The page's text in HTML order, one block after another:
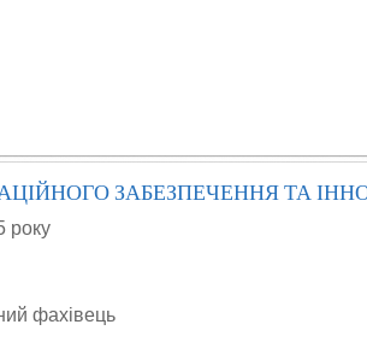
ЗАБЕЗПЕЧЕННЯ ТА
року
фахівець